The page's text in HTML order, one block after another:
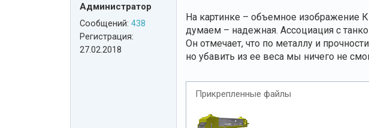
Администратор
Сообщений: 438
Регистрация:
27.02.2018
На картинке – объемное изображение
думаем – надежная. Ассоциация с
Он отмечает, что по металлу и
но убавить из ее веса мы ничего не
Прикрепленные файлы